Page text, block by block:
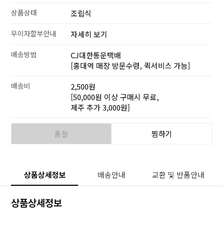
상품상태 조립식
무이자할부안내 자세히 보기
배송방법
CJ대한통운택배
[홍대역 매장 방문수령, 퀵서비스 가능]
배송비
2,500원
[50,000원 이상 구매시 무료,
제주 추가 3,000원]
품절 찜하기
상품상세정보 배송안내 교환 및 반품안내
상품상세정보